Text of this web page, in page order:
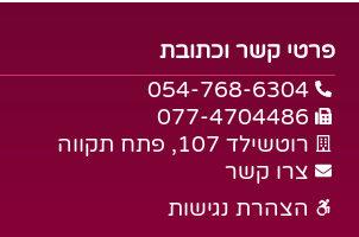
פרטי קשר וכתובת
054-768-6304
077-4704486
רוטשילד 107, פתח תקווה
צרו קשר
הצהרת נגישות